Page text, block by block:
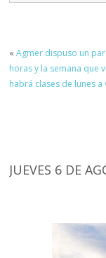
«Agmer dispuso un
horas y la semana que
habrá clases de lunes a
JUEVES 6 DE